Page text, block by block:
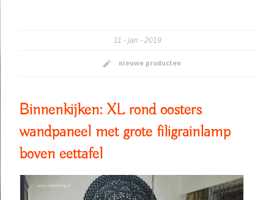
11 jan 2019
nieuwe producten
Binnenkijken: XL rond oosters
wandpaneel met grote filigrainlamp
boven eettafel